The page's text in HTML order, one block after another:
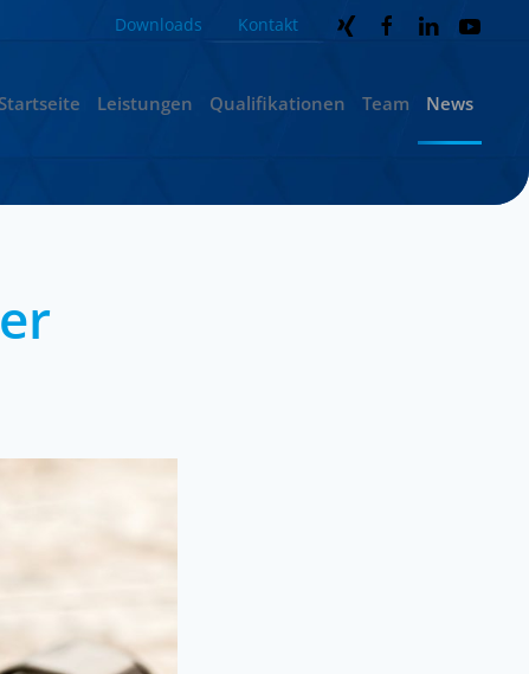
Downloads Kontakt
Leistungen Qualifikationen Team News